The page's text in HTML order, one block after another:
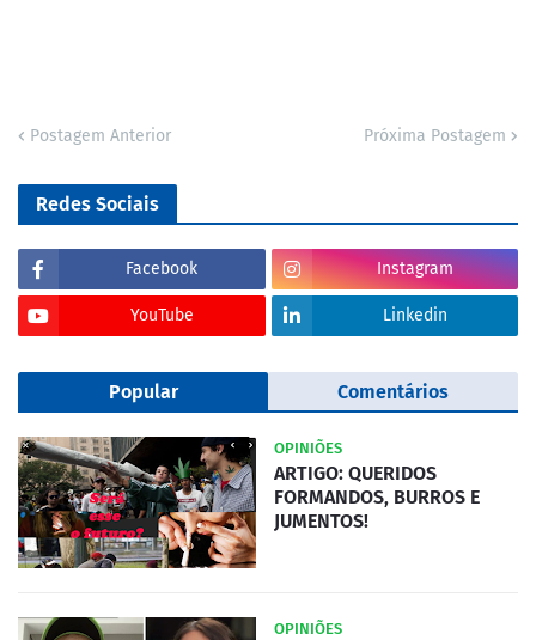
Postagem Anterior Próxima Postagem
Redes Sociais
Facebook Instagram
YouTube Linkedin
Popular Comentários
OPINIÕES
ARTIGO: QUERIDOS
FORMANDOS, BURROS E
JUMENTOS!
OPINIÕES